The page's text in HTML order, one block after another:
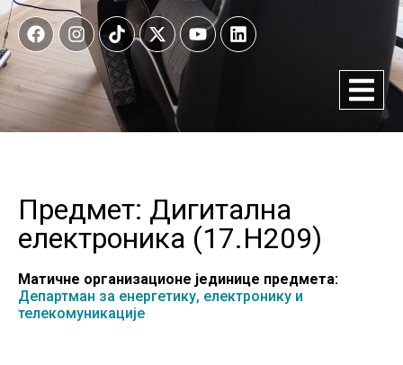
Предмет: Дигитална
електроника (17.H209)
Матичне организационе јединице предмета:
Департман за енергетику, електронику и
телекомуникације